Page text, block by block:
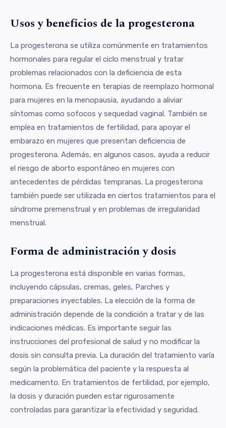
Usos y beneficios de la progesterona
La progesterona se utiliza comúnmente en tratamientos
hormonales para regular el ciclo menstrual y tratar
problemas relacionados con la deficiencia de esta
hormona. Es frecuente en terapias de reemplazo hormonal
para mujeres en la menopausia, ayudando a aliviar
síntomas como sofocos y sequedad vaginal. También se
emplea en tratamientos de fertilidad, para apoyar el
embarazo en mujeres que presentan deficiencia de
progesterona. Además, en algunos casos, ayuda a reducir
el riesgo de aborto espontáneo en mujeres con
antecedentes de pérdidas tempranas. La progesterona
también puede ser utilizada en ciertos tratamientos para el
síndrome premenstrual y en problemas de irregularidad
menstrual.
Forma de administración y dosis
La progesterona está disponible en varias formas,
incluyendo cápsulas, cremas, geles, Parches y
preparaciones inyectables. La elección de la forma de
administración depende de la condición a tratar y de las
indicaciones médicas. Es importante seguir las
instrucciones del profesional de salud y no modificar la
dosis sin consulta previa. La duración del tratamiento varía
según la problemática del paciente y la respuesta al
medicamento. En tratamientos de fertilidad, por ejemplo,
la dosis y duración pueden estar rigurosamente
controladas para garantizar la efectividad y seguridad.